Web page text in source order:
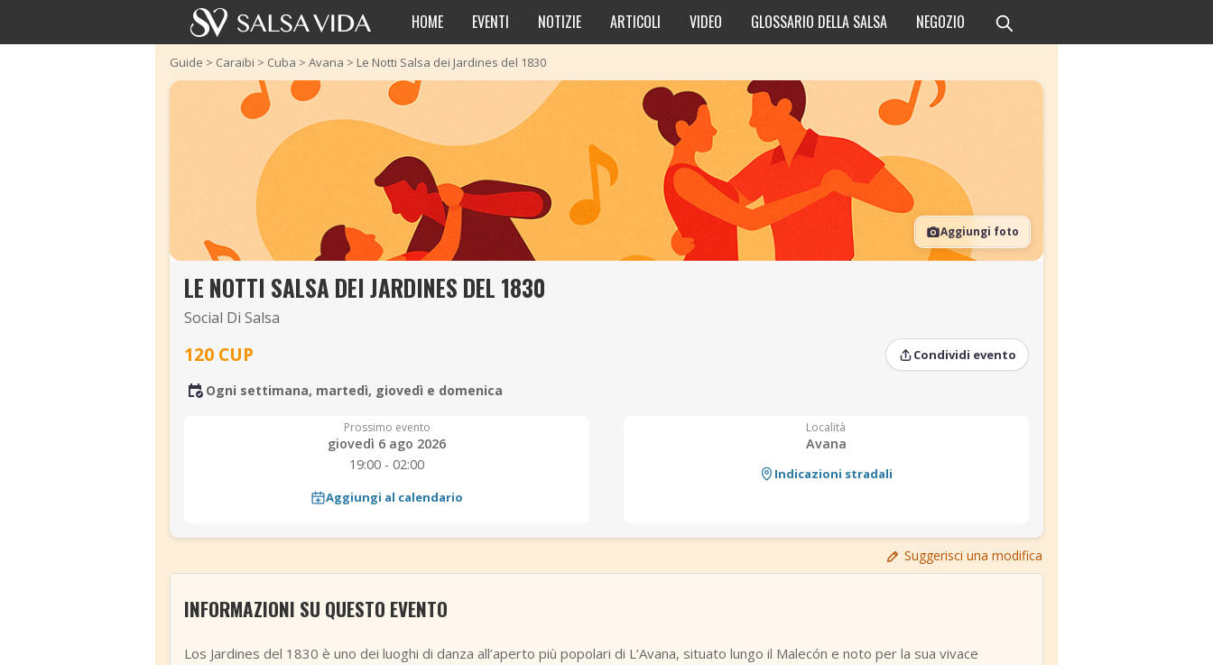
HOME EVENTI NOTIZIE ARTICOLI VIDEO GLOSSARIO DELLA SALSA NEGOZIO
Guide > Caraibi > Cuba > Avana > Le Notti Salsa dei Jardines del 1830
Aggiungi foto
LE NOTTI SALSA DEI JARDINES DEL 1830
Social Di Salsa
120 CUP Condividi evento
Ogni settimana, martedì, giovedì e domenica
Prossimo evento
giovedì 6 ago 2026
19:00 - 02:00
Aggiungi al calendario
Località
Avana
Indicazioni stradali
Suggerisci una modifica
INFORMAZIONI SU QUESTO EVENTO
Los Jardines del 1830 è uno dei luoghi di danza all’aperto più popolari di L’Avana, situato lungo il Malecón e noto per la sua vivace